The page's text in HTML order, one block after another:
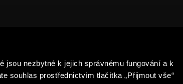
jsou nezbytné k jejich správnému fungování a k
souhlas prostřednictvím tlačítka „Přijmout vše“